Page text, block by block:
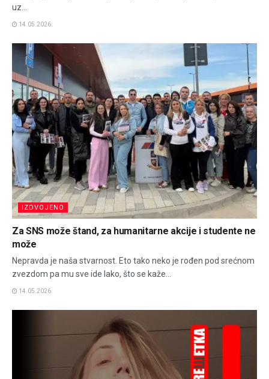
uz...
14.05.2026.
IZDVOJENO
Za SNS može štand, za humanitarne akcije i studente ne
može
Nepravda je naša stvarnost. Eto tako neko je rođen pod srećnom
zvezdom pa mu sve ide lako, što se kaže...
14.05.2026.